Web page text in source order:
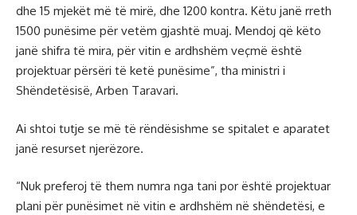
dhe 15 mjekët më të mirë, dhe 1200 kontra. Këtu janë rreth
1500 punësime për vetëm gjashtë muaj. Mendoj që këto
janë shifra të mira, për vitin e ardhshëm veçmë është
projektuar përsëri të ketë punësime”, tha ministri i
Shëndetësisë, Arben Taravari.
Ai shtoi tutje se më të rëndësishme se spitalet e aparatet
janë resurset njerëzore.
“Nuk preferoj të them numra nga tani por është projektuar
plani për punësimet në vitin e ardhshëm në shëndetësi, e